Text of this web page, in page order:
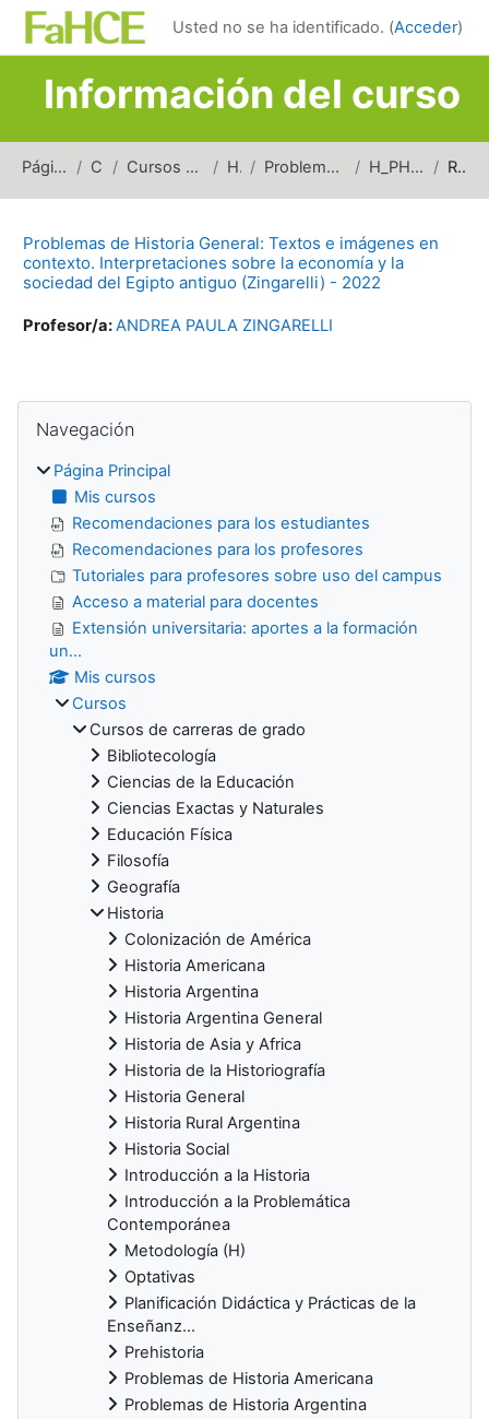
Salta al contenido principal
Usted no se ha identificado. (Acceder)
Información del curso
Página Principal Cursos Cursos de carreras de grado Historia Problemas de Historia General H_PHG_TICESE_2022 Resumen
Problemas de Historia General: Textos e imágenes en
contexto. Interpretaciones sobre la economía y la
sociedad del Egipto antiguo (Zingarelli) - 2022
Profesor/a:ANDREA PAULA ZINGARELLI
Bloques
Navegación
Página Principal
Mis cursos
Recomendaciones para los estudiantes
Recomendaciones para los profesores
Tutoriales para profesores sobre uso del campus
Acceso a material para docentes
Extensión universitaria: aportes a la formación
un...
Mis cursos
Cursos
Cursos de carreras de grado
Bibliotecología
Ciencias de la Educación
Ciencias Exactas y Naturales
Educación Física
Filosofía
Geografía
Historia
Colonización de América
Historia Americana
Historia Argentina
Historia Argentina General
Historia de Asia y Africa
Historia de la Historiografía
Historia General
Historia Rural Argentina
Historia Social
Introducción a la Historia
Introducción a la Problemática
Contemporánea
Metodología (H)
Optativas
Planificación Didáctica y Prácticas de la
Enseñanz...
Prehistoria
Problemas de Historia Americana
Problemas de Historia Argentina